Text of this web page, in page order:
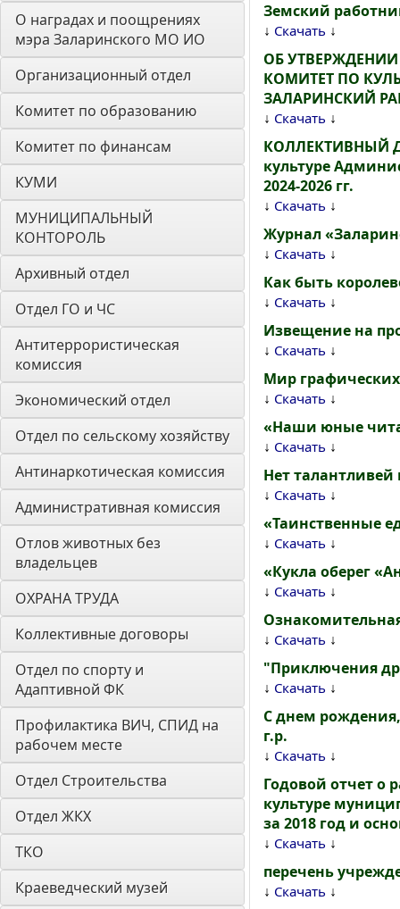
О наградах и поощрениях
мэра Заларинского МО ИО
Организационный отдел
Комитет по образованию
Комитет по финансам
КУМИ
МУНИЦИПАЛЬНЫЙ
КОНТОРОЛЬ
Архивный отдел
Отдел ГО и ЧС
Антитеррористическая
комиссия
Экономический отдел
Отдел по сельскому хозяйству
Антинаркотическая комиссия
Административная комиссия
Отлов животных без
владельцев
ОХРАНА ТРУДА
Коллективные договоры
Отдел по спорту и
Адаптивной ФК
Профилактика ВИЧ, СПИД на
рабочем месте
Отдел Строительства
Отдел ЖКХ
ТКО
Краеведческий музей
Земский
↓ Скачать ↓
ОБ
КОМИТЕТ ПО
ЗАЛАРИНСКИЙ
↓ Скачать ↓
КОЛЛЕКТИВНЫЙ
культуре
2024-2026 гг.
↓ Скачать ↓
Журнал
↓ Скачать ↓
Как быть
↓ Скачать ↓
Извещение на
↓ Скачать ↓
Мир
↓ Скачать ↓
«Наши юные
↓ Скачать ↓
Нет
↓ Скачать ↓
«Таинственные
↓ Скачать ↓
«Кукла оберег
↓ Скачать ↓
↓ Скачать ↓
"Приключения
↓ Скачать ↓
С днем
г.р.
↓ Скачать ↓
Годовой отчет о
культуре
за 2018 год и
↓ Скачать ↓
перечень
↓ Скачать ↓